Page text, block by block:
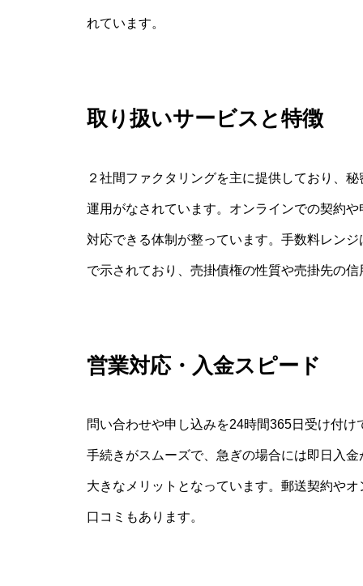
れています。
取り扱いサービスと特徴
２社間ファクタリングを主に提供しており、
運用がなされています。オンラインでの契約
対応できる体制が整っています。手数料レン
で示されており、売掛債権の性質や売掛先の
営業対応・入金スピード
問い合わせや申し込みを24時間365日受け付
手続きがスムーズで、急ぎの場合には即日入
大きなメリットとなっています。郵送契約や
口コミもあります。